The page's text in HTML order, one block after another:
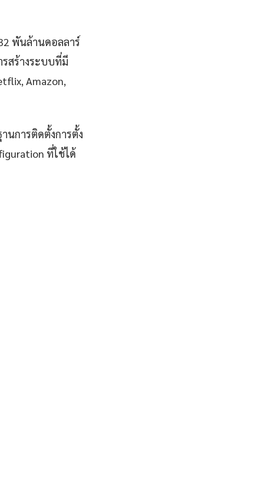
พันล้านดอลลาร์
สร้างระบบที่มี
Amazon,
นการติดตั้งการตั้ง
ที่ใช้ได้